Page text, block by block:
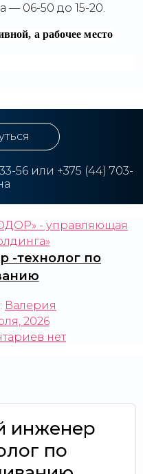
— 06-50 до 15-20.
а рабочее место
56 или +375 (44) 703-
- управляющая
-технолог по
Валерия
2026
нет
инженер
по